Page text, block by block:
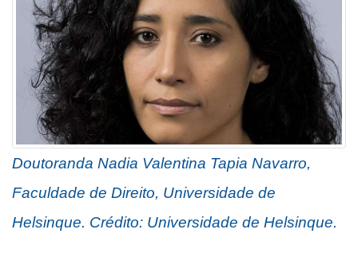
Doutoranda Nadia Valentina Tapia Navarro,
Faculdade de Direito, Universidade de
Helsinque. Crédito: Universidade de Helsinque.